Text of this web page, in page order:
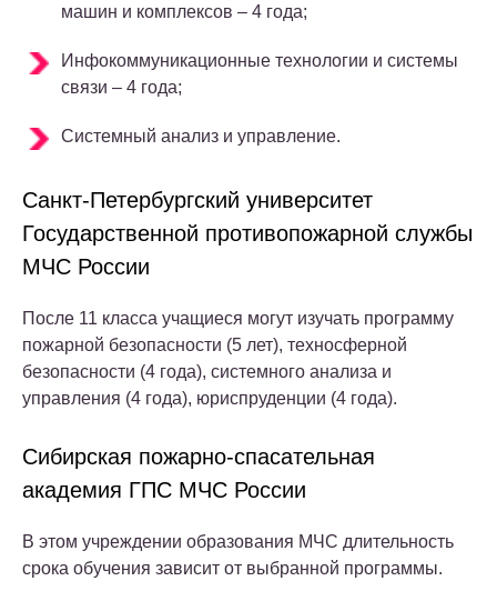
машин и комплексов – 4 года;
Инфокоммуникационные технологии и системы
связи – 4 года;
Системный анализ и управление.
Санкт-Петербургский университет
Государственной противопожарной службы
МЧС России
После 11 класса учащиеся могут изучать программу
пожарной безопасности (5 лет), техносферной
безопасности (4 года), системного анализа и
управления (4 года), юриспруденции (4 года).
Сибирская пожарно-спасательная
академия ГПС МЧС России
В этом учреждении образования МЧС длительность
срока обучения зависит от выбранной программы.